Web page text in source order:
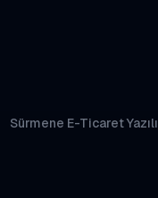
Sürmene E-Ticaret